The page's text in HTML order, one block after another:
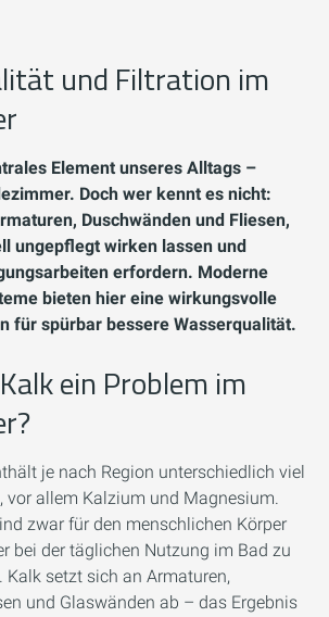
und Filtration im
Element unseres Alltags –
Doch wer kennt es nicht:
Duschwänden und Fliesen,
ungepflegt wirken lassen und
erfordern. Moderne
bieten hier eine wirkungsvolle
für spürbar bessere Wasserqualität.
ein Problem im
je nach Region unterschiedlich viel
vor allem Kalzium und Magnesium.
zwar für den menschlichen Körper
bei der täglichen Nutzung im Bad zu
Kalk setzt sich an Armaturen,
und Glaswänden ab – das Ergebnis